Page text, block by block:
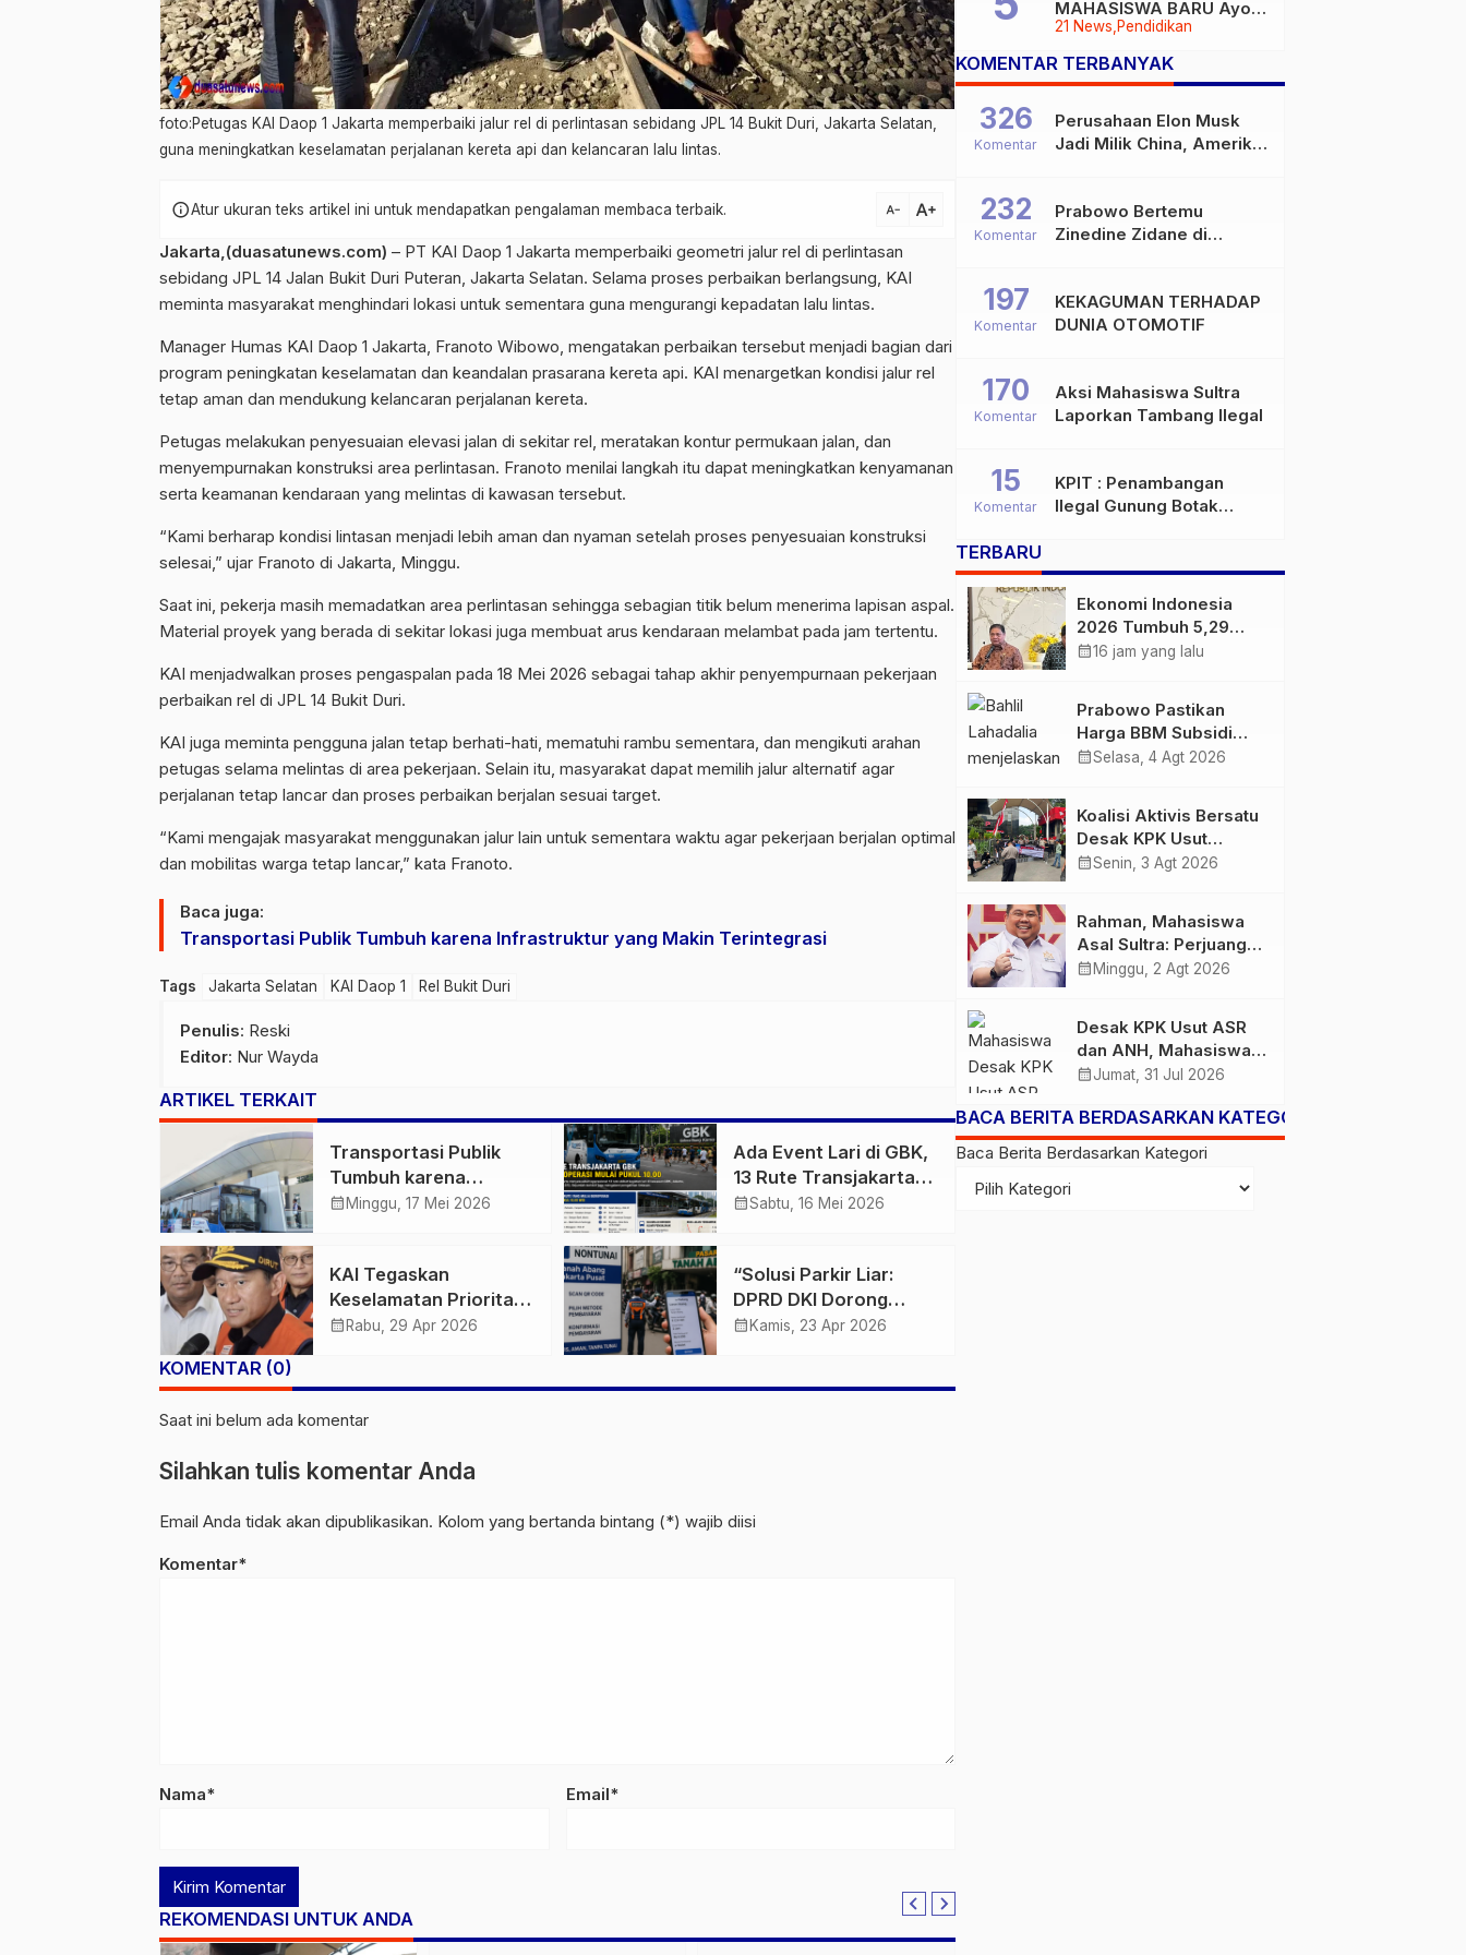
foto:Petugas KAI Daop 1 Jakarta memperbaiki jalur rel di perlintasan sebidang JPL 14 Bukit Duri, Jakarta Selatan,
guna meningkatkan keselamatan perjalanan kereta api dan kelancaran lalu lintas.
infoAtur ukuran teks artikel ini untuk mendapatkan pengalaman membaca terbaik. text_decrease text_increase
Jakarta,(duasatunews.com) – PT KAI Daop 1 Jakarta memperbaiki geometri jalur rel di perlintasan
sebidang JPL 14 Jalan Bukit Duri Puteran, Jakarta Selatan. Selama proses perbaikan berlangsung, KAI
meminta masyarakat menghindari lokasi untuk sementara guna mengurangi kepadatan lalu lintas.
Manager Humas KAI Daop 1 Jakarta, Franoto Wibowo, mengatakan perbaikan tersebut menjadi bagian dari
program peningkatan keselamatan dan keandalan prasarana kereta api. KAI menargetkan kondisi jalur rel
tetap aman dan mendukung kelancaran perjalanan kereta.
Petugas melakukan penyesuaian elevasi jalan di sekitar rel, meratakan kontur permukaan jalan, dan
menyempurnakan konstruksi area perlintasan. Franoto menilai langkah itu dapat meningkatkan kenyamanan
serta keamanan kendaraan yang melintas di kawasan tersebut.
“Kami berharap kondisi lintasan menjadi lebih aman dan nyaman setelah proses penyesuaian konstruksi
selesai,” ujar Franoto di Jakarta, Minggu.
Saat ini, pekerja masih memadatkan area perlintasan sehingga sebagian titik belum menerima lapisan aspal.
Material proyek yang berada di sekitar lokasi juga membuat arus kendaraan melambat pada jam tertentu.
KAI menjadwalkan proses pengaspalan pada 18 Mei 2026 sebagai tahap akhir penyempurnaan pekerjaan
perbaikan rel di JPL 14 Bukit Duri.
KAI juga meminta pengguna jalan tetap berhati-hati, mematuhi rambu sementara, dan mengikuti arahan
petugas selama melintas di area pekerjaan. Selain itu, masyarakat dapat memilih jalur alternatif agar
perjalanan tetap lancar dan proses perbaikan berjalan sesuai target.
“Kami mengajak masyarakat menggunakan jalur lain untuk sementara waktu agar pekerjaan berjalan optimal
dan mobilitas warga tetap lancar,” kata Franoto.
Baca juga:
Transportasi Publik Tumbuh karena Infrastruktur yang Makin Terintegrasi
Tags Jakarta Selatan KAI Daop 1 Rel Bukit Duri
Penulis: Reski
Editor: Nur Wayda
ARTIKEL TERKAIT
Transportasi Publik
Tumbuh karena
Infrastruktur yang
calendar_month Minggu, 17 Mei 2026
Ada Event Lari di GBK,
13 Rute Transjakarta
Baru Beroperasi Mulai
calendar_monthSabtu, 16 Mei 2026
KAI Tegaskan
Keselamatan Prioritas,
Usulan Gerbong KRL
calendar_month Rabu, 29 Apr 2026
“Solusi Parkir Liar:
DPRD DKI Dorong
Penerapan Sistem
calendar_month Kamis, 23 Apr 2026
KOMENTAR (0)
Saat ini belum ada komentar
Silahkan tulis komentar Anda
Email Anda tidak akan dipublikasikan. Kolom yang bertanda bintang (*) wajib diisi
Komentar*
Nama* Email*
REKOMENDASI UNTUK ANDA
21 News Pendidikan
MAHASISWA BARU Ayoo
Buruan
KOMENTAR TERBANYAK
Perusahaan Elon Musk
Jadi Milik China, Amerika
326
Komentar
Prabowo Bertemu
Zinedine Zidane di
232
Komentar
KEKAGUMAN TERHADAP
DUNIA OTOMOTIF
197
Komentar
Aksi Mahasiswa Sultra
Laporkan Tambang Ilegal
170
Komentar
KPIT : Penambangan
Ilegal Gunung Botak
Serius terhadap Masa
Depan Pulau Buru
15
Komentar
TERBARU
Ekonomi Indonesia
2026 Tumbuh 5,29
Persen, Airlangga
Global
calendar_month16 jam yang lalu
Prabowo Pastikan
Harga BBM Subsidi
Tetap, BBM Non-
calendar_monthSelasa, 4 Agt 2026
Koalisi Aktivis Bersatu
Desak KPK Usut
Dugaan Kolusi Proyek
PT Arafah Alam
Sejahtera Diminta
Diperiksa
calendar_monthSenin, 3 Agt 2026
Rahman, Mahasiswa
Asal Sultra: Perjuangan
Anton Timbang
Patut Diapresiasi
calendar_month Minggu, 2 Agt 2026
Desak KPK Usut ASR
dan ANH, Mahasiswa
Kembali Soroti LHKPN,
ASR 87
calendar_monthJumat, 31 Jul 2026
BACA BERITA BERDASARKAN KATEGORI
Baca Berita Berdasarkan Kategori